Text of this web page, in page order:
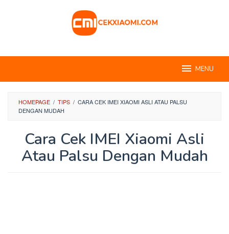
MENU
HOMEPAGE / TIPS / CARA CEK IMEI XIAOMI ASLI ATAU PALSU
DENGAN MUDAH
Cara Cek IMEI Xiaomi Asli
Atau Palsu Dengan Mudah